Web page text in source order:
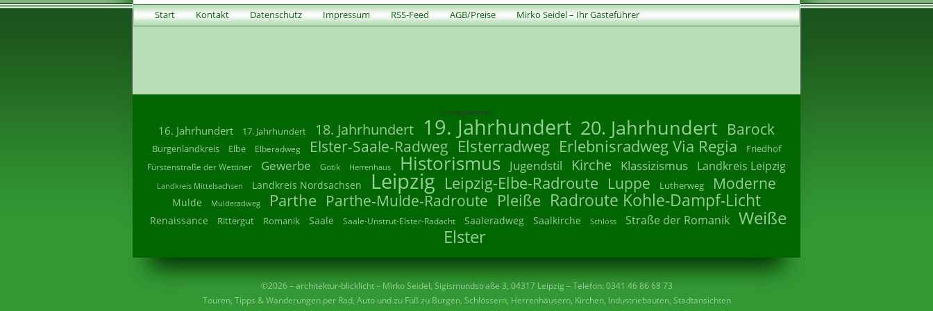
Start Kontakt Datenschutz Impressum RSS-Feed AGB/Preise Mirko Seidel – Ihr Gästeführer
Schlagwörter
16. Jahrhundert 17. Jahrhundert 18. Jahrhundert 19. Jahrhundert 20. Jahrhundert Barock
Burgenlandkreis Elbe Elberadweg Elster-Saale-Radweg Elsterradweg Erlebnisradweg Via Regia Friedhof
Fürstenstraße der Wettiner Gewerbe Gotik Herrenhaus Historismus Jugendstil Kirche Klassizismus Landkreis Leipzig
Landkreis Mittelsachsen Landkreis Nordsachsen Leipzig Leipzig-Elbe-Radroute Luppe Lutherweg Moderne
Mulde Mulderadweg Parthe Parthe-Mulde-Radroute Pleiße Radroute Kohle-Dampf-Licht
Renaissance Rittergut Romanik Saale Saale-Unstrut-Elster-Radacht Saaleradweg Saalkirche Schloss Straße der Romanik Weiße
Elster
©2026 – architektur-blicklicht – Mirko Seidel, Sigismundstraße 3, 04317 Leipzig – Telefon: 0341 46 86 68 73
Touren, Tipps & Wanderungen per Rad, Auto und zu Fuß zu Burgen, Schlössern, Herrenhäusern, Kirchen, Industriebauten, Stadtansichten